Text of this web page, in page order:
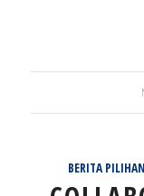
BERITA